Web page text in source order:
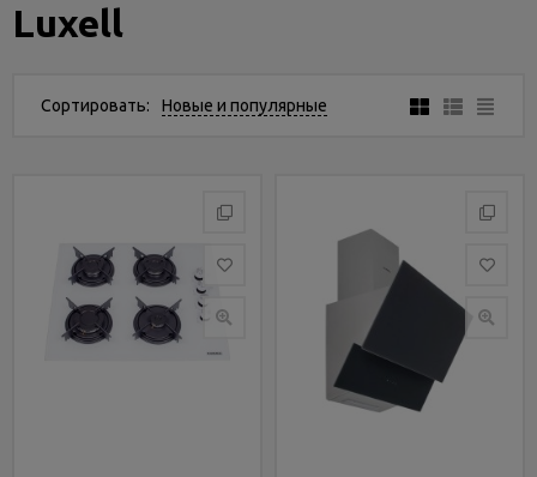
сервис
Luxell
Сортировать: Новые и популярные